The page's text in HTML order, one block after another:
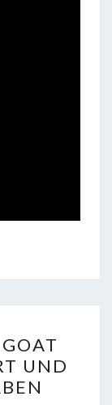
UND